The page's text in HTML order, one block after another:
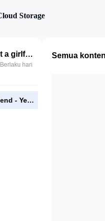
Storage
[BlueCake] Rent a girlfriend - YeonYu (연유) [204P].rar
hari
[BlueCake] Rent a girlfriend - YeonYu (연유) [204P].rar
Semua